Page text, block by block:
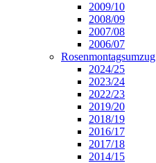
2009/10
2008/09
2007/08
2006/07
Rosenmontagsumzug
2024/25
2023/24
2022/23
2019/20
2018/19
2016/17
2017/18
2014/15